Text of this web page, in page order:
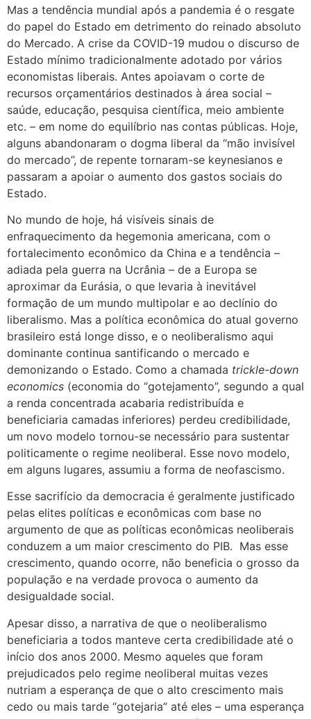
Mas a tendência mundial após a pandemia é o resgate
do papel do Estado em detrimento do reinado absoluto
do Mercado. A crise da COVID-19 mudou o discurso de
Estado mínimo tradicionalmente adotado por vários
economistas liberais. Antes apoiavam o corte de
recursos orçamentários destinados à área social –
saúde, educação, pesquisa científica, meio ambiente
etc. – em nome do equilíbrio nas contas públicas. Hoje,
alguns abandonaram o dogma liberal da “mão invisível
do mercado”, de repente tornaram-se keynesianos e
passaram a apoiar o aumento dos gastos sociais do
Estado.
No mundo de hoje, há visíveis sinais de
enfraquecimento da hegemonia americana, com o
fortalecimento econômico da China e a tendência –
adiada pela guerra na Ucrânia – de a Europa se
aproximar da Eurásia, o que levaria à inevitável
formação de um mundo multipolar e ao declínio do
liberalismo. Mas a política econômica do atual governo
brasileiro está longe disso, e o neoliberalismo aqui
dominante continua santificando o mercado e
demonizando o Estado. Como a chamada trickle-down
economics (economia do “gotejamento”, segundo a qual
a renda concentrada acabaria redistribuída e
beneficiaria camadas inferiores) perdeu credibilidade,
um novo modelo tornou-se necessário para sustentar
politicamente o regime neoliberal. Esse novo modelo,
em alguns lugares, assumiu a forma de neofascismo.
Esse sacrifício da democracia é geralmente justificado
pelas elites políticas e econômicas com base no
argumento de que as políticas econômicas neoliberais
conduzem a um maior crescimento do PIB. Mas esse
crescimento, quando ocorre, não beneficia o grosso da
população e na verdade provoca o aumento da
desigualdade social.
Apesar disso, a narrativa de que o neoliberalismo
beneficiaria a todos manteve certa credibilidade até o
início dos anos 2000. Mesmo aqueles que foram
prejudicados pelo regime neoliberal muitas vezes
nutriam a esperança de que o alto crescimento mais
cedo ou mais tarde “gotejaria” até eles – uma esperança